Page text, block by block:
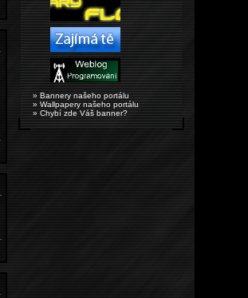
» Bannery našeho portálu
» Wallpapery našeho portálu
» Chybí zde Váš banner?